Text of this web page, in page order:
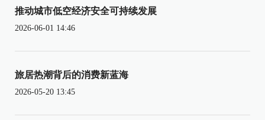
推动城市低空经济安全可持续发展
2026-06-01 14:46
旅居热潮背后的消费新蓝海
2026-05-20 13:45